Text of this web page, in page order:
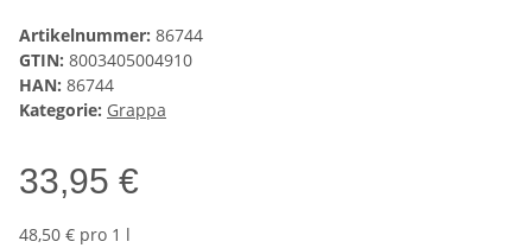
Artikelnummer: 86744
GTIN: 8003405004910
HAN: 86744
Kategorie: Grappa
33,95 €
48,50 € pro 1 l